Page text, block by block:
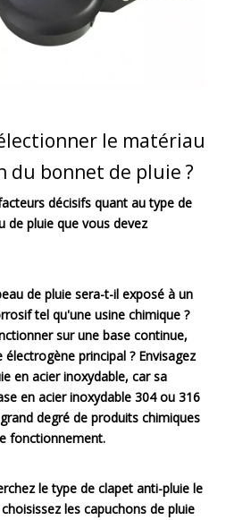
le matériau
du bonnet de pluie ?
décisifs quant au type de
de pluie que vous devez
de pluie sera-t-il exposé à un
tel qu'une usine chimique ?
sur une base continue,
principal ? Envisagez
en acier inoxydable, car sa
en acier inoxydable 304 ou 316
degré de produits chimiques
fonctionnement.
le type de clapet anti-pluie le
les capuchons de pluie